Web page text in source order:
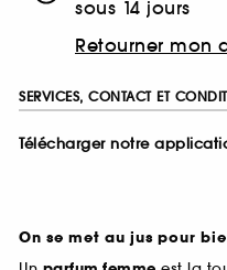
sous 14 jours
Retourner mon
SERVICES, CONTACT ET
Télécharger notre
On se met au jus pour